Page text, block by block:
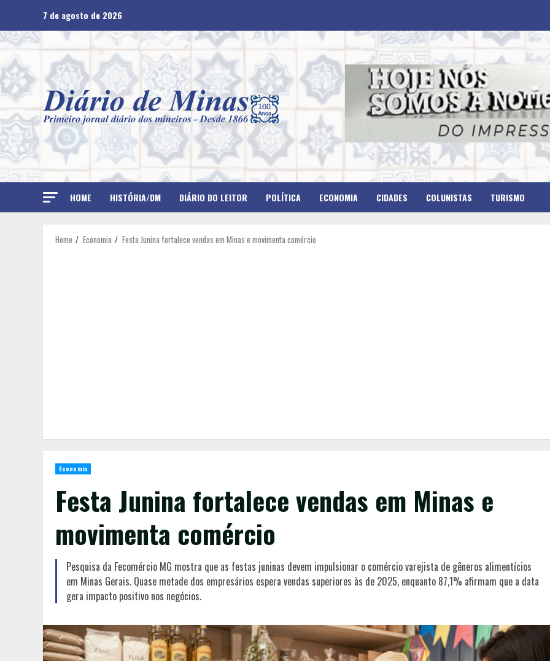
content
7 de agosto de 2026
HOME HISTÓRIA/DM DIÁRIO DO LEITOR POLÍTICA ECONOMIA CIDADES COLUNISTAS TURISMO
Home Economia Festa Junina fortalece vendas em Minas e movimenta comércio
Economia
Festa Junina fortalece vendas em Minas e
movimenta comércio
Pesquisa da Fecomércio MG mostra que as festas juninas devem impulsionar o comércio varejista de gêneros alimentícios
em Minas Gerais. Quase metade dos empresários espera vendas superiores às de 2025, enquanto 87,1% afirmam que a data
gera impacto positivo nos negócios.